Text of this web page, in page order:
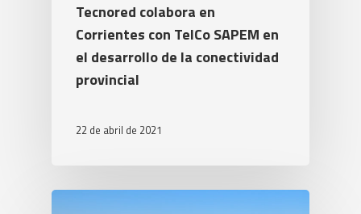
Tecnored colabora en
Corrientes con TelCo SAPEM en
el desarrollo de la conectividad
provincial
22 de abril de 2021